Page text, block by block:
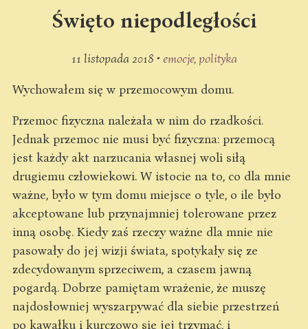
Święto niepodległości
11 listopada 2018 • emocje polityka
Wychowałem się w przemocowym domu.
Przemoc fizyczna należała w nim do rzadkości.
Jednak przemoc nie musi być fizyczna: przemocą
jest każdy akt narzucania własnej woli siłą
drugiemu człowiekowi. W istocie na to, co dla mnie
ważne, było w tym domu miejsce o tyle, o ile było
akceptowane lub przynajmniej tolerowane przez
inną osobę. Kiedy zaś rzeczy ważne dla mnie nie
pasowały do jej wizji świata, spotykały się ze
zdecydowanym sprzeciwem, a czasem jawną
pogardą. Dobrze pamiętam wrażenie, że muszę
najdosłowniej wyszarpywać dla siebie przestrzeń
po kawałku i kurczowo się jej trzymać, i